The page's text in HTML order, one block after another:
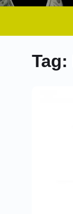
Tag: